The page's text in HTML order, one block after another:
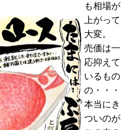
も相場が
上がって
大変。
売価は一
応抑えて
いるもの
の・・・
本当にき
ついのが